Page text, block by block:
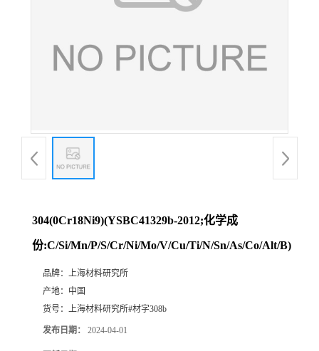
304(0Cr18Ni9)(YSBC41329b-2012;化学成
份:C/Si/Mn/P/S/Cr/Ni/Mo/V/Cu/Ti/N/Sn/As/Co/Alt/B)
品牌： 上海材料研究所
产地： 中国
货号： 上海材料研究所#材字308b
发布日期： 2024-04-01